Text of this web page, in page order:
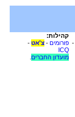
-
קהילות:
פורומים - צ'אט -
ICQ
מועדון החברים.